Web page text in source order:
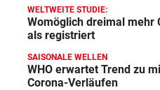
WELTWEITE STUDIE:
Womöglich dreimal mehr
als registriert
SAISONALE WELLEN
WHO erwartet Trend zu
Corona-Verläufen